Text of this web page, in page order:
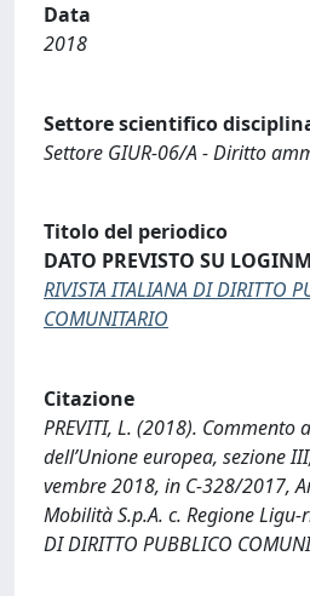
Data
2018
Settore scientifico
Settore GIUR-06/A - Diritto
Titolo del periodico
DATO PREVISTO SU
RIVISTA ITALIANA DI DIRITTO
COMUNITARIO
Citazione
PREVITI, L. (2018). Commento
dell’Unione europea, sezione
vembre 2018, in C-328/2017,
Mobilità S.p.A. c. Regione Ligu-
DI DIRITTO PUBBLICO